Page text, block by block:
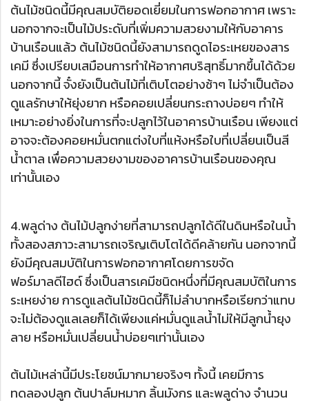
ต้นไม้ชนิดนี้มีคุณสมบัติยอดเยี่ยมในการฟอกอากาศ เพราะ
นอกจากจะเป็นไม้ประดับที่เพิ่มความสวยงามให้กับอาคาร
บ้านเรือนแล้ว ต้นไม้ชนิดนี้ยังสามารถดูดไอระเหยของสาร
เคมี ซึ่งเปรียบเสมือนการทำให้อากาศบริสุทธิ์มากขึ้นได้ด้วย
นอกจากนี้ จั๋งยังเป็นต้นไม้ที่เติบโตอย่างช้าๆ ไม่จำเป็นต้อง
ดูแลรักษาให้ยุ่งยาก หรือคอยเปลี่ยนกระถางบ่อยๆ ทำให้
เหมาะอย่างยิ่งในการที่จะปลูกไว้ในอาคารบ้านเรือน เพียงแต่
อาจจะต้องคอยหมั่นตกแต่งใบที่แห้งหรือใบที่เปลี่ยนเป็นสี
น้ำตาล เพื่อความสวยงามของอาคารบ้านเรือนของคุณ
เท่านั้นเอง
4.พลูด่าง ต้นไม้ปลูกง่ายที่สามารถปลูกได้ดีในดินหรือในน้ำ
ทั้งสองสภาวะสามารถเจริญเติบโตได้ดีคล้ายกัน นอกจากนี้
ยังมีคุณสมบัติในการฟอกอากาศโดยการขจัด
ฟอร์มาลดีไฮด์ ซึ่งเป็นสารเคมีชนิดหนึ่งที่มีคุณสมบัติในการ
ระเหยง่าย การดูแลต้นไม้ชนิดนี้ก็ไม่ลำบากหรือเรียกว่าแทบ
จะไม่ต้องดูแลเลยก็ได้เพียงแค่หมั่นดูแลน้ำไม่ให้มีลูกน้ำยุง
ลาย หรือหมั่นเปลี่ยนน้ำบ่อยๆเท่านั้นเอง
ต้นไม้เหล่านี้มีประโยชน์มากมายจริงๆ ทั้งนี้ เคยมีการ
ทดลองปลูก ต้นปาล์มหมาก ลิ้นมังกร และพลูด่าง จำนวน